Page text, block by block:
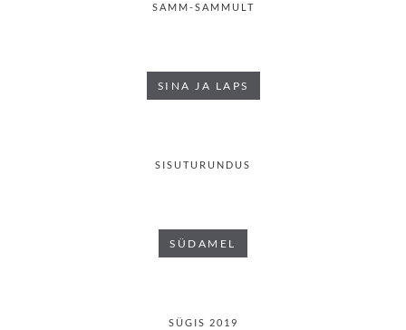
SAMM-SAMMULT
SINA JA LAPS
SISUTURUNDUS
SÜDAMEL
SÜGIS 2019